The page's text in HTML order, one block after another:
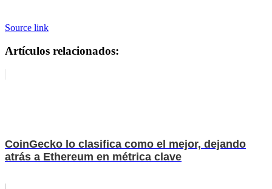
Source link
Artículos relacionados:
CoinGecko lo clasifica como el mejor, dejando
atrás a Ethereum en métrica clave